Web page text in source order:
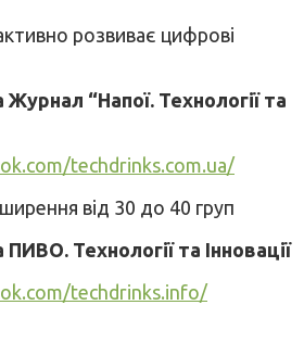
розвиває цифрові
Журнал “Напої. Технології та
techdrinks.com.ua/
від 30 до 40 груп
ПИВО. Технології та Інновації
techdrinks.info/